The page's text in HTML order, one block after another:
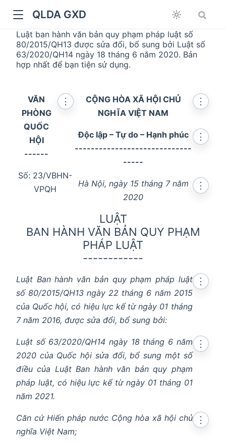
QLDA GXD
Luật ban hành văn bản quy phạm pháp luật số
80/2015/QH13 được sửa đổi, bổ sung bởi Luật số
63/2020/QH14 ngày 18 tháng 6 năm 2020. Bản
hợp nhất để bạn tiện sử dụng.
VĂN
PHÒNG
QUỐC
HỘI
------
⋮
Số: 23/VBHN-
VPQH
CỘNG HÒA XÃ HỘI CHỦ
NGHĨA VIỆT NAM
⋮
Độc lập – Tự do – Hạnh phúc
-----------------------------
-----
⋮
Hà Nội, ngày 15 tháng 7 năm
2020
⋮
LUẬT
BAN HÀNH VĂN BẢN QUY PHẠM
PHÁP LUẬT
------------
Luật Ban hành văn bản quy phạm pháp luật
số 80/2015/QH13 ngày 22 tháng 6 năm 2015
của Quốc hội, có hiệu lực kể từ ngày 01 tháng
7 năm 2016, được sửa đổi, bổ sung bởi:
⋮
Luật số 63/2020/QH14 ngày 18 tháng 6 năm
2020 của Quốc hội sửa đổi, bổ sung một số
điều của Luật Ban hành văn bản quy phạm
pháp luật, có hiệu lực kể từ ngày 01 tháng 01
năm 2021.
⋮
Căn cứ Hiến pháp nước Cộng hòa xã hội chủ
nghĩa Việt Nam;
⋮